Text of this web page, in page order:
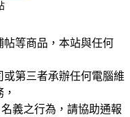
等商品，本站與任何
第三者承辦任何電腦維
義之行為，請協助通報